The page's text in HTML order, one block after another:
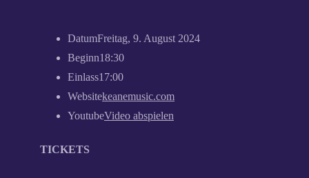
DatumFreitag, 9. August 2024
Beginn18:30
Einlass17:00
Websitekeanemusic.com
YoutubeVideo abspielen
TICKETS